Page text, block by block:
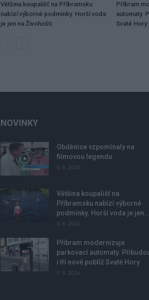
Většina koupališť na Příbramsku
nabízí výborné podmínky. Horší voda
je jen na Živohošti
Příbram
automaty.
Svaté Hory
NOVINKY
Obděnice vzpomínaly na
filmovou legendu
6. 8. 2026
Většina koupališť na
Příbramsku nabízí výborné
podmínky. Horší voda je jen...
4. 8. 2026
Příbram modernizuje
parkovací automaty.
i tři nové poblíž Svaté Hory
3. 8. 2026